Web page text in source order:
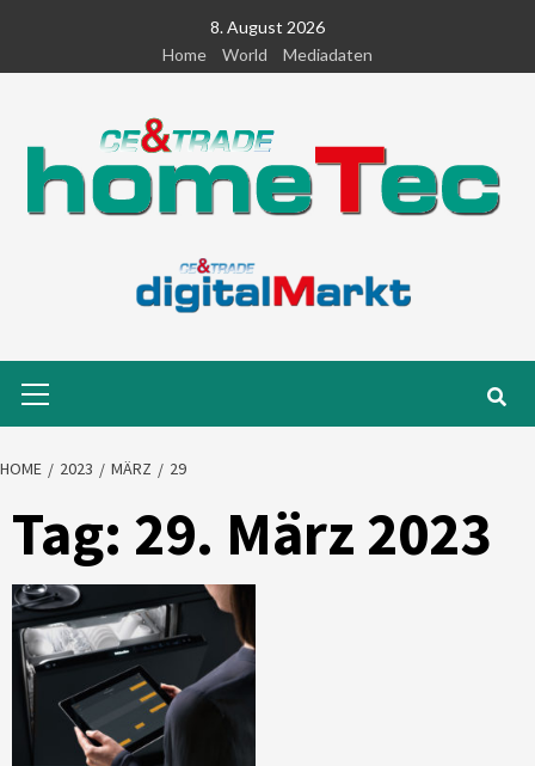
content
8. August 2026
Home
World Mediadaten
Menu
HOME 2023 MÄRZ 29
Tag: 29. März 2023